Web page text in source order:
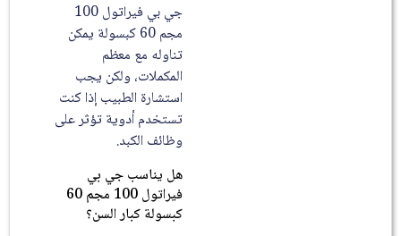
جي بي فيراتول 100
مجم 60 كبسولة يمكن
تناوله مع معظم
المكملات، ولكن يجب
استشارة الطبيب إذا كنت
تستخدم أدوية تؤثر على
وظائف الكبد.
هل يناسب جي بي
فيراتول 100 مجم 60
كبسولة كبار السن؟